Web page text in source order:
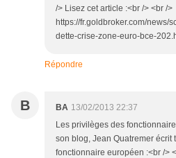
/> Lisez cet article :<br /> <br />
https://fr.goldbroker.com/news/
dette-crise-zone-euro-bce-
Répondre
B BA 13/02/2013 22:37
Les privilèges des
son blog, Jean Quatremer écrit
fonctionnaire européen :<br />